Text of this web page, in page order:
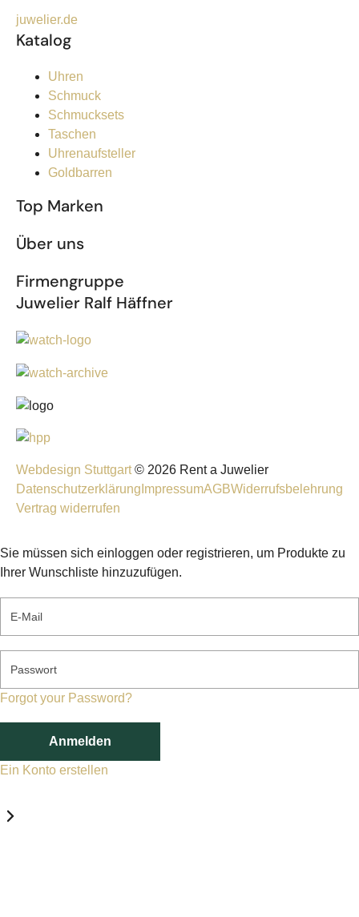
juwelier.de
Katalog
Uhren
Schmuck
Schmucksets
Taschen
Uhrenaufsteller
Goldbarren
Top Marken
Über uns
Firmengruppe
Juwelier Ralf Häffner
Webdesign Stuttgart © 2026 Rent a Juwelier
Datenschutzerklärung ImpressumAGBWiderrufsbelehrung
Vertrag widerrufen
Sie müssen sich einloggen oder registrieren, um Produkte zu
Ihrer Wunschliste hinzuzufügen.
E-Mail
Passwort
Forgot your Password?
Anmelden
Ein Konto erstellen